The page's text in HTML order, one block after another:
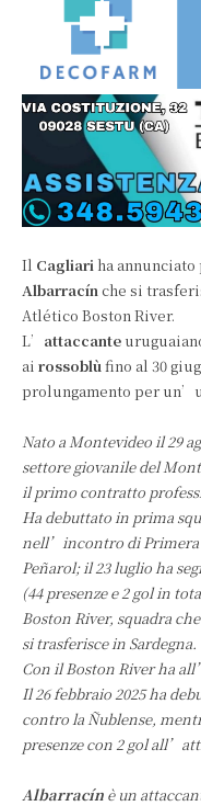
Il Cagliari ha
Albarracínche si
Atlético Boston River.
L’ attaccante
ai rossoblùfino al 30
prolungamento per
Nato a Montevideo il 29
settore giovanile del
il primo contratto
Ha debuttato in prima
nell’incontro di Primera
Peñarol; il 23 luglio ha
(44 presenze e 2 gol in
Boston River, squadra
si trasferisce in Sardegna.
Con il Boston River ha
Il 26 febbraio 2025 ha
contro la Ñublense,
presenze con 2 gol
Albarracín è un